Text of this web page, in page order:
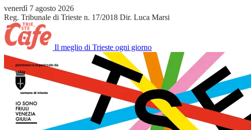
venerdì 7 agosto 2026
Reg. Tribunale di Trieste n. 17/2018 Dir. Luca Marsi
Il meglio di Trieste ogni giorno